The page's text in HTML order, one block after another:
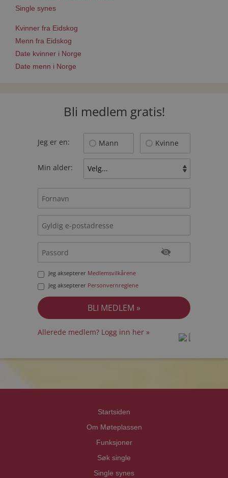
Single synes
Kvinner fra Eidskog
Menn fra Eidskog
Date kvinner i Norge
Date menn i Norge
Bli medlem gratis!
Jeg er en: Mann Kvinne
Min alder:
Jeg aksepterer Medlemsvilkårene
Jeg aksepterer Personvernreglene
Allerede medlem? Logg inn her »
Startsiden
Om Møteplassen
Funksjoner
Søk single
Single synes